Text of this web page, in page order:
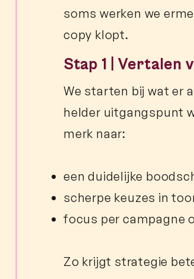
soms werken we
copy klopt.
Stap 1 | Vertalen
We starten bij wat er
helder uitgangspunt
merk naar:
een duidelijke
scherpe keuzes in
focus per campagne
Zo krijgt strategie